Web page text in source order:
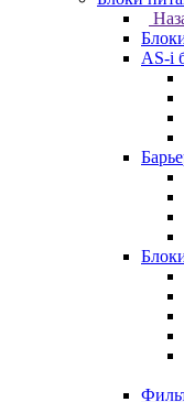
AS-i